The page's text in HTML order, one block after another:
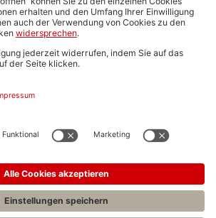
ALLGEMEIN
FAQs
Impressum
Stellenangebote C.H.BECK